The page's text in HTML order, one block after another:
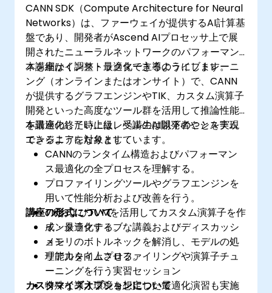
CANN SDK（Compute Architecture for Neural
Networks）は、ファーウェイが提供するAI計算基
盤であり、開発者がAscend AIプロセッサ上で展
開されたニューラルネットワークのパフォーマン
スを細かく調整・最適化できるようにします。
本講座はインストラクター主導のライブトレーニ
ング（オンラインまたはオンサイト）で、CANN
が提供するグラフエンジンやTIK、カスタム演算子
開発といった高度なツール群を活用して推論性能
を最適化したい上級レベルのAI開発者やシステム
エンジニアを対象としています。
本講座の終了時には、受講生は以下のことを実現
できるようになります：
CANNのランタイム構造およびパフォーマン
ス最適化の全プロセスを理解する。
プロファイリングツールやグラフエンジンを
用いて性能分析および改善を行う。
TIKおよびTVMを活用してカスタム演算子を作
成・最適化する。
メモリのボトルネックを解消し、モデルの処
理能力を向上させる。
講座の形式について
インタラクティブな講義およびディスカッシ
ョン
リアルタイムプロファイリングや演算子チュ
ーニングを行う実習セッション
特殊な導入環境を想定した最適化演習も実施
カスタマイズオプションについて